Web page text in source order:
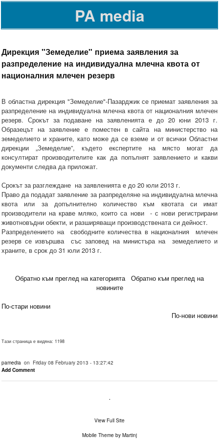
PA media
Дирекция "Земеделие" приема заявления за
разпределение на индивидуална млечна квота от
националния млечен резерв
В областна дирекция "Земеделие"-Пазарджик се приемат заявления за
разпределение на индивидуална млечна квота от националния млечен
резерв. Срокът за подаване на заявленията е до 20 юни 2013 г.
Образецът на заявление е поместен в сайта на министерство на
земеделието и храните, като може да се вземе и от всички Областни
дирекции „Земеделие”, където експертите на място могат да
консултират производителите как да попълнят заявлението и какви
документи следва да приложат.
Срокът за разглеждане на заявленията е до 20 юли 2013 г.
Право да подадат заявление за разпределяне на индивидуална млечна
квота или за допълнително количество към квотата си имат
производители на краве мляко, които са нови - с нови регистрирани
животновъдни обекти, и разширяващи производствената си дейност.
Разпределението на свободните количества в националния млечен
резерв се извършва със заповед на министъра на земеделието и
храните, в срок до 31 юли 2013 г.
Обратно към преглед на категорията
Обратно към преглед на
новините
По-стари новини
По-нови новини
Тази страница е видяна: 1198
pamedia on Friday 08 February 2013 - 13:27:42
Add Comment
.
View Full Site
Mobile Theme by Martinj